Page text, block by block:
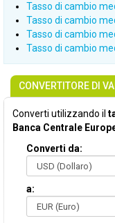
Tasso di cambio
Tasso di cambio
Tasso di cambio
Tasso di cambio
CONVERTITORE DI
Converti utilizzando il
Banca Centrale
Converti da:
a: